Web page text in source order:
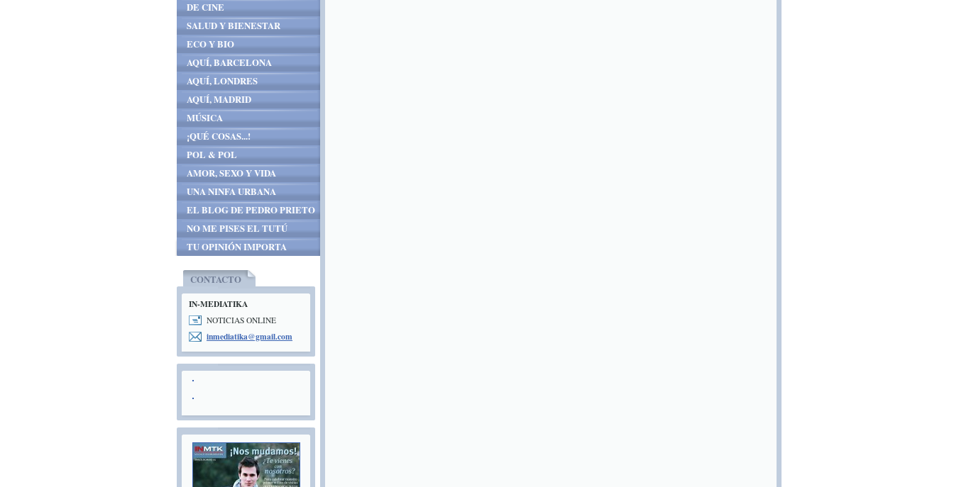
DE CINE
SALUD Y BIENESTAR
ECO Y BIO
AQUÍ, BARCELONA
AQUÍ, LONDRES
AQUÍ, MADRID
MÚSICA
¡QUÉ COSAS...!
POL & POL
AMOR, SEXO Y VIDA
UNA NINFA URBANA
EL BLOG DE PEDRO PRIETO
NO ME PISES EL TUTÚ
TU OPINIÓN IMPORTA
CONTACTO
IN-MEDIATIKA
NOTICIAS ONLINE
inmediatika@gmail.com